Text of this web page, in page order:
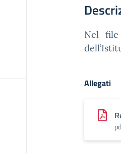
Nel file
Allegati